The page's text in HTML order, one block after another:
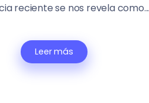
reciente se nos revela como...
Leer más